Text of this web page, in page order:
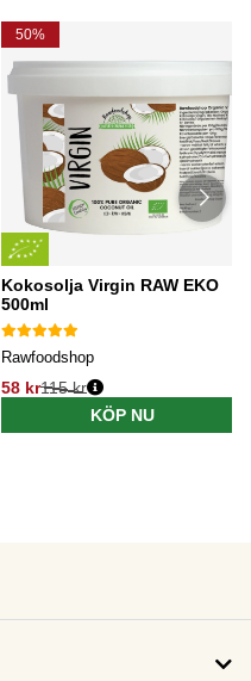
50%
Kokosolja Virgin RAW EKO
500ml
Rawfoodshop
58 kr115 kr
KÖP NU